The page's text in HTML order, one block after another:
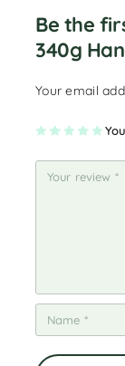
Be the
340g
Your email
1
st
2
st
ar
s
3
st
ar
s
4
st
ar
s
5
st
ar
s